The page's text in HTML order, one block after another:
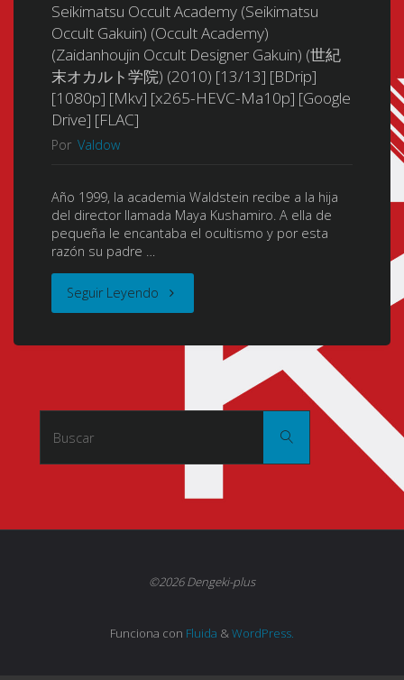
Seikimatsu Occult Academy (Seikimatsu
Occult Gakuin) (Occult Academy)
(Zaidanhoujin Occult Designer Gakuin) (世紀
末オカルト学院) (2010) [13/13] [BDrip]
[1080p] [Mkv] [x265-HEVC-Ma10p] [Google
Drive] [FLAC]
Por Valdow
Año 1999, la academia Waldstein recibe a la hija
del director llamada Maya Kushamiro. A ella de
pequeña le encantaba el ocultismo y por esta
razón su padre …
Seguir Leyendo "Seikimatsu
(Seikimatsu
Occult
Buscar:
Buscar
©2026 Dengeki-plus
Funciona con Fluida &WordPress.